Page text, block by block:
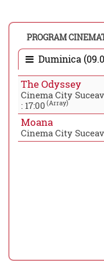
PROGRAM
Duminica
The Odyssey
Cinema City
: 17:00 (Array)
Moana
Cinema City